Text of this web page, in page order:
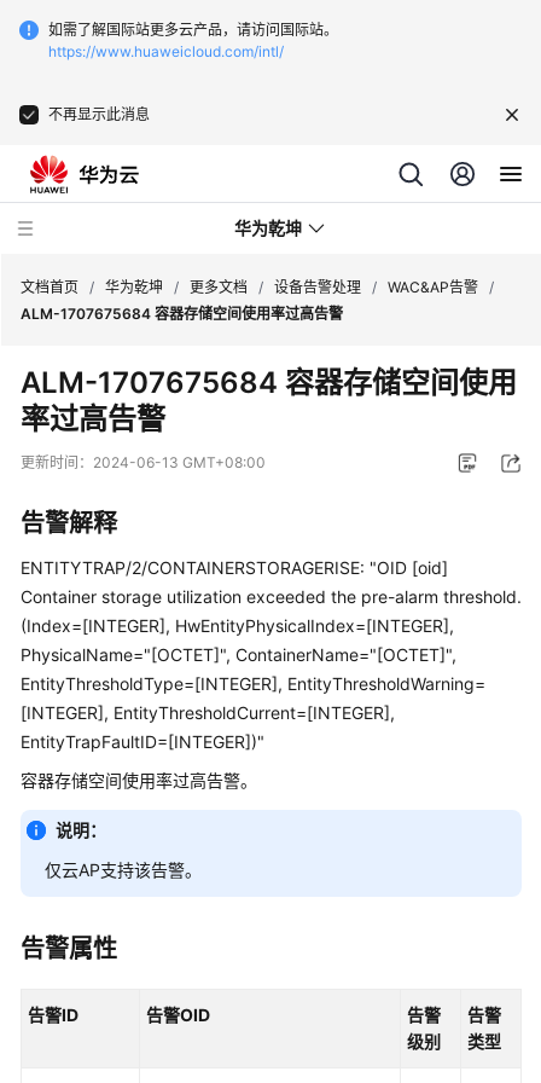
如需了解国际站更多云产品，请访问国际站。
https://www.huaweicloud.com/intl/
不再显示此消息
华为乾坤
全
云
务
云
理
网
络
华
为
乾
解
决
案
为
坤
文档首页 / 华为乾坤 / 更多文档 / 设备告警处理 / WAC&AP告警 /
ALM-1707675684 容器存储空间使用率过高告警
ALM-1707675684 容器存储空间使用
率过高告警
更新时间： 2024-06-13 GMT+08:00
告警解释
ENTITYTRAP/2/CONTAINERSTORAGERISE: "OID [oid]
Container storage utilization exceeded the pre-alarm threshold.
(Index=[INTEGER], HwEntityPhysicalIndex=[INTEGER],
PhysicalName="[OCTET]", ContainerName="[OCTET]",
EntityThresholdType=[INTEGER], EntityThresholdWarning=
[INTEGER], EntityThresholdCurrent=[INTEGER],
EntityTrapFaultID=[INTEGER])"
容器存储空间使用率过高告警。
说明：
仅云AP支持该告警。
告警属性
告警ID 告警OID
告警
级别
告警
类型